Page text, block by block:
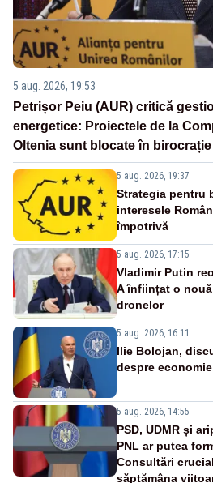
5 aug. 2026, 19:53
Petrișor Peiu (AUR) critică
energetice: Proiectele de la
Oltenia sunt blocate în
5 aug. 2026, 19:37
Strategia pentru
interesele
împotrivă
5 aug. 2026, 17:15
Vladimir Putin
A înființat o
dronelor
5 aug. 2026, 16:11
Ilie Bolojan,
despre
5 aug. 2026, 14:55
PSD, UDMR și
PNL ar putea
Consultări
săptămâna